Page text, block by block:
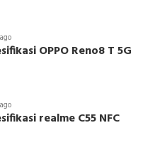
OPPO Reno8 T 5G
realme C55 NFC